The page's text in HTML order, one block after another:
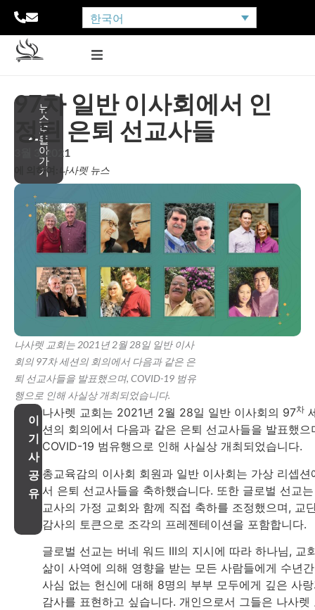
한국어
뉴
스
로
돌
아
가
기
97차 일반 이사회에서 인
정된 은퇴 선교사들
3월 3, 2021
에 의하여: 나사렛 뉴스
나사렛 교회는 2021년 2월 28일 일반 이사
회의 97차 세션의 회의에서 다음과 같은 은
퇴 선교사들을 발표했으며, COVID-19 범유
행으로 인해 사실상 개최되었습니다.
이
기
사
공
유
나사렛 교회는 2021년 2월 28일 일반 이사회의 97차
션의 회의에서 다음과 같은 은퇴 선교사들을 발표했으
COVID-19 범유행으로 인해 사실상 개최되었습니다.
총교육감의 이사회 회원과 일반 이사회는 가상 리셉션
서 은퇴 선교사들을 축하했습니다. 또한 글로벌 선교
교사의 가정 교회와 함께 직접 축하를 조정했으며, 교
감사의 토큰으로 조각의 프레젠테이션을 포함합니다.
글로벌 선교는 버네 워드 III의 지시에 따라 하나님, 교
삶이 사역에 의해 영향을 받는 모든 사람들에게 수년
사심 없는 헌신에 대해 8명의 부부 모두에게 깊은 사
감사를 표현하고 싶습니다. 개인으로서 그들은 나사렛